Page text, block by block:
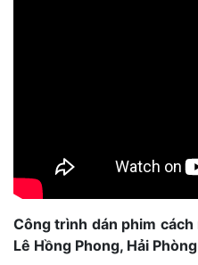
Công trình dán phim
Lê Hồng Phong, Hải Phòng